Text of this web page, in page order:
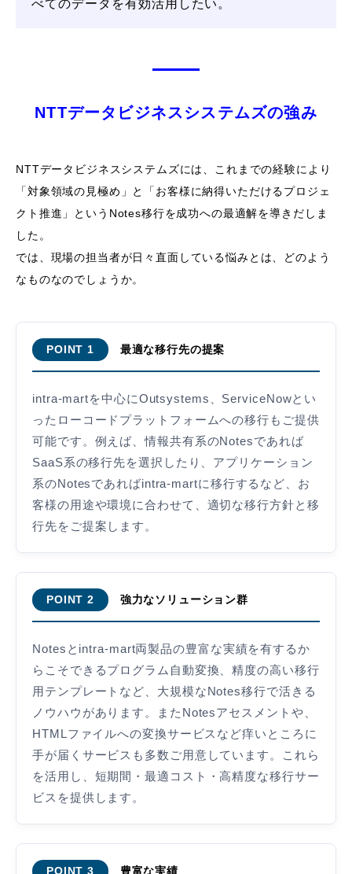
べてのデータを有効活用したい。
NTTデータビジネスシステムズの強み
NTTデータビジネスシステムズには、これまでの経験により
「対象領域の見極め」と
「お客様に納得いただけるプロジェ
クト推進」というNotes移行を成功への最適解を導きだしま
した。
では、現場の担当者が日々直面している悩みとは、どのよう
なものなのでしょうか。
POINT 1 最適な移行先の提案
intra-martを中心にOutsystems、ServiceNowとい
ったローコードプラットフォームへの移行もご提供
可能です。例えば、情報共有系のNotesであれば
SaaS系の移行先を選択したり、アプリケーション
系のNotesであればintra-martに移行するなど、お
客様の用途や環境に合わせて、適切な移行方針と移
行先をご提案します。
POINT 2 強力なソリューション群
Notesとintra-mart両製品の豊富な実績を有するか
らこそできるプログラム自動変換、精度の高い移行
用テンプレートなど、大規模なNotes移行で活きる
ノウハウがあります。またNotesアセスメントや、
HTMLファイルへの変換サービスなど痒いところに
手が届くサービスも多数ご用意しています。これら
を活用し、短期間・最適コスト・高精度な移行サー
ビスを提供します。
POINT 3 豊富な実績